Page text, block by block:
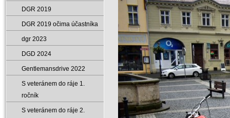
DGR 2019
DGR 2019 očima účastníka
dgr 2023
DGD 2024
Gentlemansdrive 2022
S veteránem do ráje 1.
ročník
S veteránem do ráje 2.